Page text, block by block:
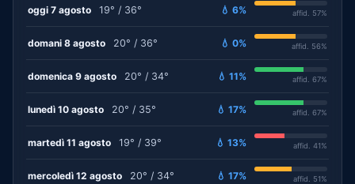
oggi 7 agosto 19° / 36° 💧 6% affid. 57%
domani 8 agosto 20° / 36° 💧 0% affid. 56%
domenica 9 agosto 20° / 34° 💧 11% affid. 67%
lunedì 10 agosto 20° / 35° 💧 17% affid. 67%
martedì 11 agosto 19° / 39° 💧 13% affid. 41%
mercoledì 12 agosto 20° / 34° 💧 17% affid. 51%